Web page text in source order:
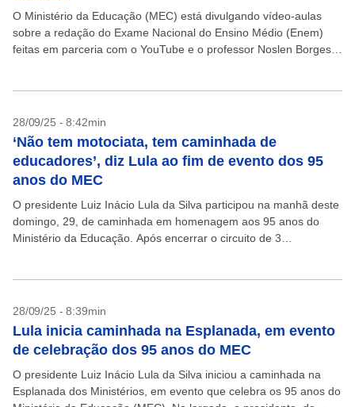
O Ministério da Educação (MEC) está divulgando vídeo-aulas
sobre a redação do Exame Nacional do Ensino Médio (Enem)
feitas em parceria com o YouTube e o professor Noslen Borges.
28/09/25 - 8:42min
‘Não tem motociata, tem caminhada de
educadores’, diz Lula ao fim de evento dos 95
anos do MEC
O presidente Luiz Inácio Lula da Silva participou na manhã deste
domingo, 29, de caminhada em homenagem aos 95 anos do
Ministério da Educação. Após encerrar o circuito de 3
28/09/25 - 8:39min
Lula inicia caminhada na Esplanada, em evento
de celebração dos 95 anos do MEC
O presidente Luiz Inácio Lula da Silva iniciou a caminhada na
Esplanada dos Ministérios, em evento que celebra os 95 anos do